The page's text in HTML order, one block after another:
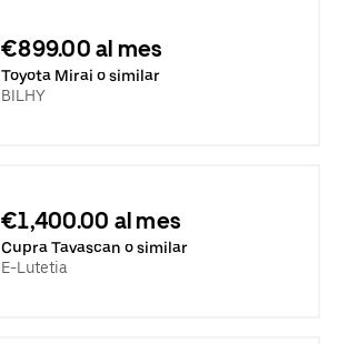
€899.00 al mes
Toyota Mirai o similar
BILHY
€1,400.00 al mes
Cupra Tavascan o similar
E-Lutetia